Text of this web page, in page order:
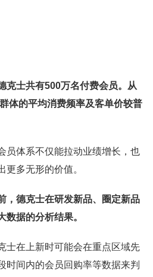
克士共有500万名付费会员。
从
体的平均消费频率及客单价较普
员体系不仅能拉动业绩增长，也
更多无形的价值。
，德克士在研发新品、圈定新品
数据的分析结果。
士在上新时可能会在重点区域先
时间内的会员回购率等数据来判